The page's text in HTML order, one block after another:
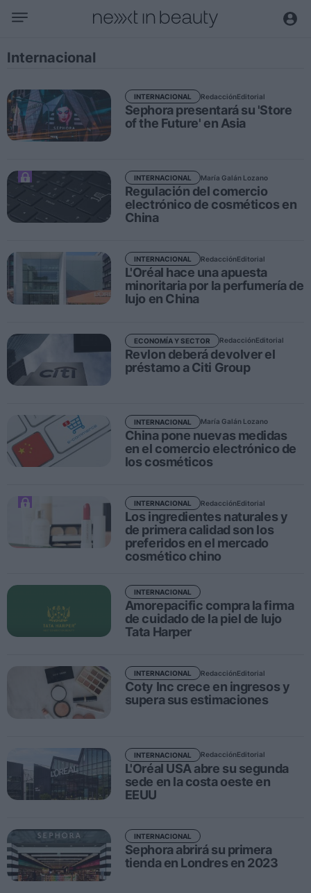
Negocio
Actualidad
Economía y sector
Nombramientos
Tendencias
Internacional
Ciencia y tecnología
Personas
Moda y Lujo
Cosmética
Proveedores
Estética
Salud
Lujo
Agenda de actividades
Ferias sectoriales
Revista
Registrarse
Internacional
Sephora presentará su 'Store
of the Future' en Asia
INTERNACIONAL RedacciónEditorial
Regulación del comercio
electrónico de cosméticos en
China
INTERNACIONAL María Galán Lozano
L'Oréal hace una apuesta
minoritaria por la perfumería de
lujo en China
INTERNACIONAL RedacciónEditorial
Revlon deberá devolver el
préstamo a Citi Group
ECONOMÍA Y SECTOR RedacciónEditorial
China pone nuevas medidas
en el comercio electrónico de
los cosméticos
INTERNACIONAL María Galán Lozano
Los ingredientes naturales y
de primera calidad son los
preferidos en el mercado
cosmético chino
INTERNACIONAL RedacciónEditorial
Amorepacific compra la firma
de cuidado de la piel de lujo
Tata Harper
INTERNACIONAL
Coty Inc crece en ingresos y
supera sus estimaciones
INTERNACIONAL RedacciónEditorial
L'Oréal USA abre su segunda
sede en la costa oeste en
EEUU
INTERNACIONAL RedacciónEditorial
Sephora abrirá su primera
tienda en Londres en 2023
INTERNACIONAL